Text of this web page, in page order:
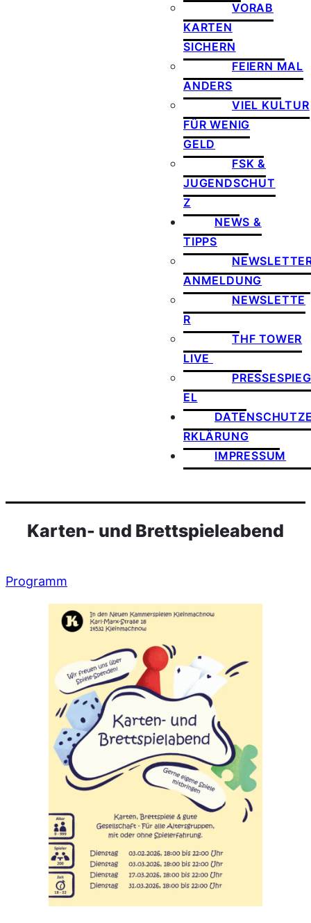
VORAB
KARTEN
SICHERN
FEIERN MAL
ANDERS
VIEL KULTUR
FÜR WENIG
GELD
FSK &
JUGENDSCHUT
Z
NEWS &
TIPPS
ANMELDUNG
NEWSLETTE
R
THF TOWER
LIVE
PRESSESPIEG
EL
RKLÄRUNG
IMPRESSUM
Karten- und Brettspieleabend
Programm